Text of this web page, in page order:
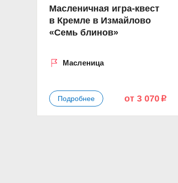
Масленичная игра-квест
в Кремле в Измайлово
«Семь блинов»
Масленица
Подробнее от 3 070 p